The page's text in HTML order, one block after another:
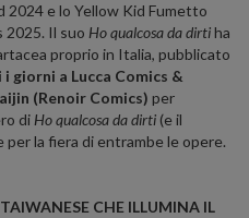
2024 e lo Yellow Kid Fumetto
2025. Il suo Ho qualcosa da dirtiha
proprio in Italia, pubblicato
giorni a Lucca Comics &
(Renoir Comics) per
di Ho qualcosa da dirti (e il
la fiera di entrambe le opere.
CHE ILLUMINA IL